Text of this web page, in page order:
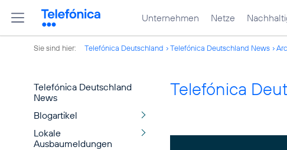
Unternehmen Netze
Sie sind hier: Telefónica Deutschland Telefónica Deutschland News
Telefónica Deutschland
News
Blogartikel
Lokale
Ausbaumeldungen
Telefónica